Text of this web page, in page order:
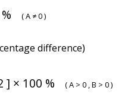
% (A ≠0)
difference)
] × 100 % (A > 0 ,B > 0)